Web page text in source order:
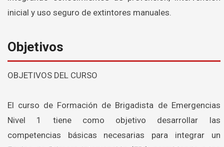
inicial y uso seguro de extintores manuales.
Objetivos
OBJETIVOS DEL CURSO
El curso de Formación de Brigadista de Emergencias
Nivel 1 tiene como objetivo desarrollar las
competencias básicas necesarias para integrar un